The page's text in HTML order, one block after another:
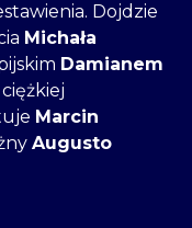
Dojdzie
Michała
Damianem
Marcin
Augusto